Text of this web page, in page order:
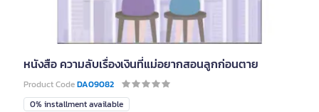
หนังสือ ความลับเรื่องเงินที่แม่อยากสอนลูกก่อนตาย
Product CodeDA09082
0% installment available